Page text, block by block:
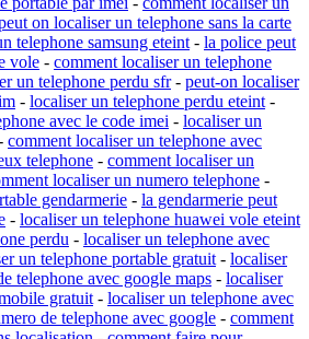
on localiser un telephone sans la carte
telephone samsung eteint - la police peut
vole - comment localiser un telephone
un telephone perdu sfr- peut-on localiser
- localiser un telephone perdu eteint -
avec le code imei - localiser un
comment localiser un telephone avec
telephone - comment localiser un
localiser un numero telephone -
gendarmerie - la gendarmerie peut
- localiser un telephone huawei vole eteint
perdu - localiser un telephone avec
un telephone portable gratuit - localiser
telephone avec google maps - localiser
gratuit - localiser un telephone avec
de telephone avec google - comment